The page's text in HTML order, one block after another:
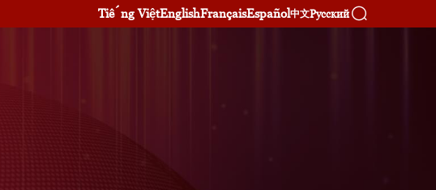
Tiếng ViệtEnglishFrançaisEspañol中文Русский